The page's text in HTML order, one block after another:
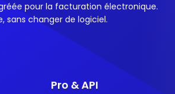
pour la facturation électronique.
sans changer de logiciel.
Pro & API